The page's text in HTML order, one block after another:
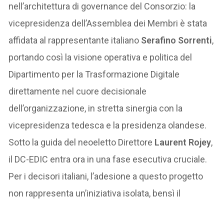
nell’architettura di governance del Consorzio: la
vicepresidenza dell’Assemblea dei Membri è stata
affidata al rappresentante italiano Serafino Sorrenti,
portando così la visione operativa e politica del
Dipartimento per la Trasformazione Digitale
direttamente nel cuore decisionale
dell’organizzazione, in stretta sinergia con la
vicepresidenza tedesca e la presidenza olandese.
Sotto la guida del neoeletto Direttore Laurent Rojey,
il DC-EDIC entra ora in una fase esecutiva cruciale.
Per i decisori italiani, l’adesione a questo progetto
non rappresenta un’iniziativa isolata, bensì il